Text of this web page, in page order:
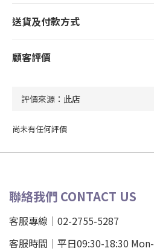
送貨及付款方式
顧客評價
尚未有任何評價
聯絡我們 CONTACT US
客服專線｜02-2755-5287
客服時間｜平日09:30-18:30